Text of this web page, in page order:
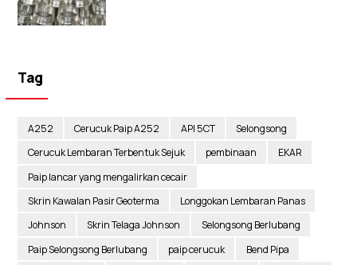
Tag
A252 Cerucuk Paip A252 API 5CT
Selongsong
Cerucuk Lembaran Terbentuk Sejuk
pembinaan
EKAR
Paip lancar yang mengalirkan cecair
Skrin Kawalan Pasir Geoterma
Longgokan Lembaran Panas
Johnson
Skrin Telaga Johnson
Selongsong Berlubang
Paip Selongsong Berlubang
paip cerucuk
Bend Pipa